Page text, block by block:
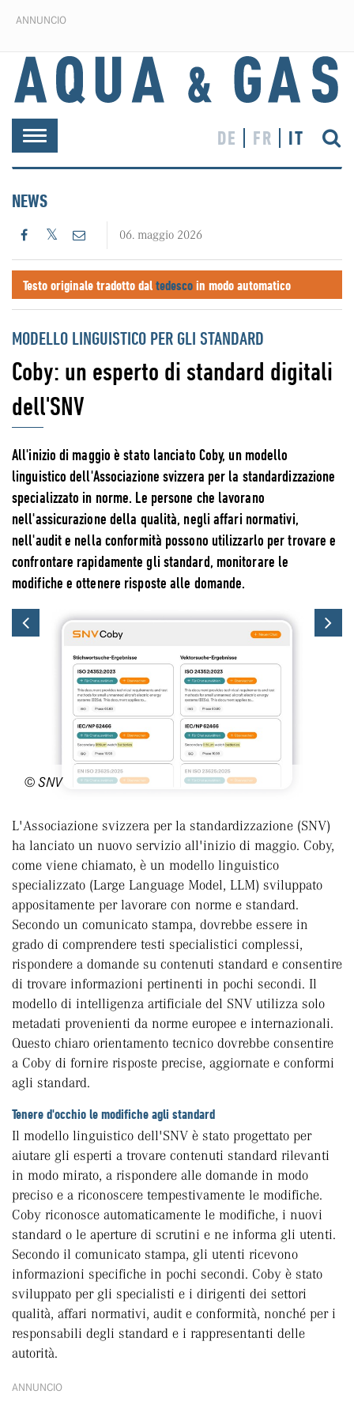
ANNUNCIO
Toggle
navigation
DE FR IT
NEWS
06. maggio 2026
Testo originale tradotto dal tedesco in modo automatico
MODELLO LINGUISTICO PER GLI STANDARD
Coby: un esperto di standard digitali
dell'SNV
All'inizio di maggio è stato lanciato Coby, un modello
linguistico dell'Associazione svizzera per la standardizzazione
specializzato in norme. Le persone che lavorano
nell'assicurazione della qualità, negli affari normativi,
nell'audit e nella conformità possono utilizzarlo per trovare e
confrontare rapidamente gli standard, monitorare le
modifiche e ottenere risposte alle domande.
© SNV
Previous
L'Associazione svizzera per la standardizzazione (SNV)
ha lanciato un nuovo servizio all'inizio di maggio. Coby,
come viene chiamato, è un modello linguistico
specializzato (Large Language Model, LLM) sviluppato
appositamente per lavorare con norme e standard.
Secondo un comunicato stampa, dovrebbe essere in
grado di comprendere testi specialistici complessi,
rispondere a domande su contenuti standard e consentire
di trovare informazioni pertinenti in pochi secondi. Il
modello di intelligenza artificiale del SNV utilizza solo
metadati provenienti da norme europee e internazionali.
Questo chiaro orientamento tecnico dovrebbe consentire
a Coby di fornire risposte precise, aggiornate e conformi
agli standard.
Tenere d'occhio le modifiche agli standard
Il modello linguistico dell'SNV è stato progettato per
aiutare gli esperti a trovare contenuti standard rilevanti
in modo mirato, a rispondere alle domande in modo
preciso e a riconoscere tempestivamente le modifiche.
Coby riconosce automaticamente le modifiche, i nuovi
standard o le aperture di scrutini e ne informa gli utenti.
Secondo il comunicato stampa, gli utenti ricevono
informazioni specifiche in pochi secondi. Coby è stato
sviluppato per gli specialisti e i dirigenti dei settori
qualità, affari normativi, audit e conformità, nonché per i
responsabili degli standard e i rappresentanti delle
autorità.
ANNUNCIO